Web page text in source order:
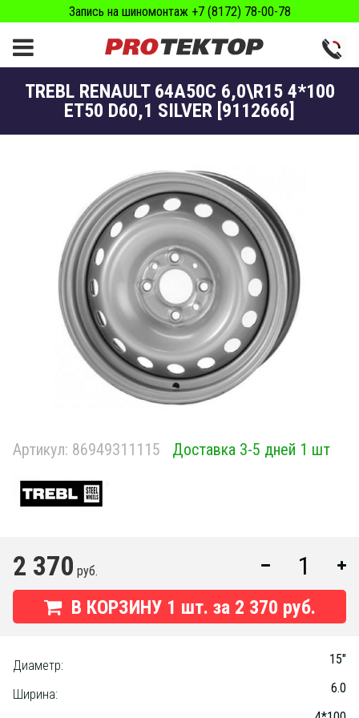
Запись на шиномонтаж +7 (8172) 78-00-78
TREBL RENAULT 64A50C 6,0\R15 4*100
ET50 D60,1 SILVER [9112666]
Артикул: 86949311115 Доставка 3-5 дней 1 шт
2 370 руб.
В КОРЗИНУ 1 шт. за 2 370 руб.
Диаметр: 15"
Ширина: 6.0